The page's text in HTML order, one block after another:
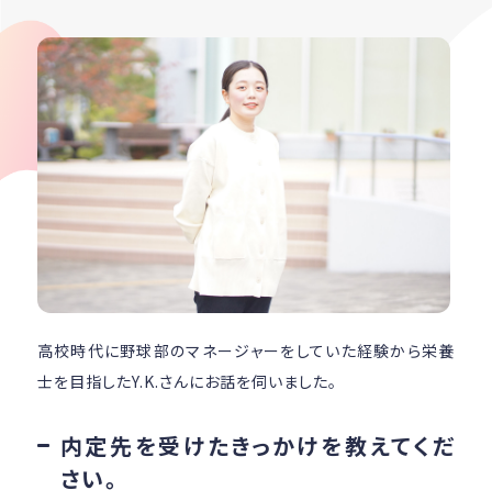
高校時代に野球部のマネージャーをしていた経験から栄養
士を目指したY.K.さんにお話を伺いました。
内定先を受けたきっかけを教えてくだ
さい。